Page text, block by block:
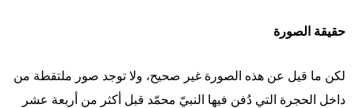
حقيقة الصورة
لكن ما قيل عن هذه الصورة غير صحيح، ولا توجد صور ملتقطة من
داخل الحجرة التي دُفن فيها النبيّ محمّد قبل أكثر من أربعة عشر